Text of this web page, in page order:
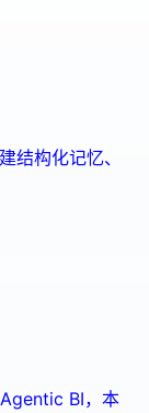
构化记忆、
BI，本